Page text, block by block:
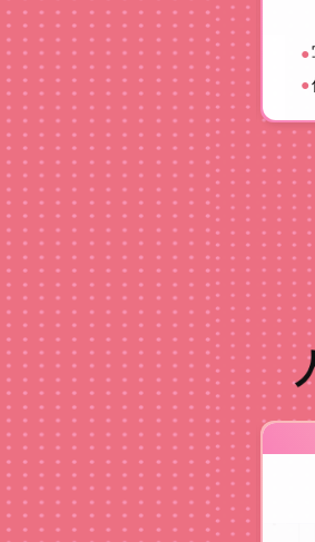
写真枚数固定
修正回数無制限
人気
(BU)感謝